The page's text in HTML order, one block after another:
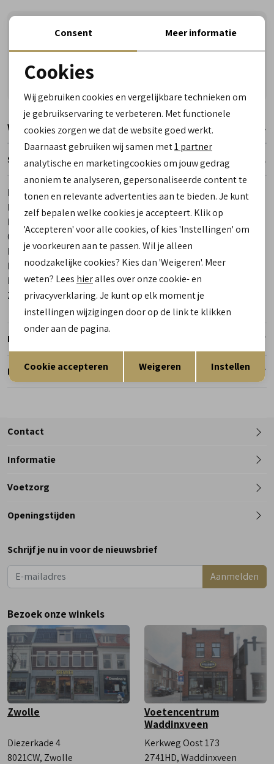
Vandaag vóór 17:00 besteld, vrijdag in huis
Vragen? Wij helpen u graag! Whatsapp of bel ons
Gratis verzending vanaf €50,- (uitgezonderd sale)
Reserveer- en passervice in de winkel!
Winkelvoorraad
Specificaties
Merk
Fischer
Leveranciercode
2613 82
Bestelcode
00024762-20
Categorie
Slippers | pantoffels
Kleur
Grijs
Materiaal buitenkant
Vilt
Materiaal binnenkant
Wol
Zool
Rubber
Retourneren
Reserveer en pas in de winkel
Contact
Telefoon
Informatie
Voetzorg
Openingstijden
Dinsdag
Woensdag
9:00 - 18:00
Vrijdag
Zaterdag
9:00 - 17:00
Schrijf je nu in voor de nieuwsbrief
Aanmelden
Bezoek onze winkels
Zwolle
Diezerkade 4
8021CW, Zwolle
Voetencentrum
Waddinxveen
Kerkweg Oost 173
2741HD, Waddinxveen
Noodzakelijke cookies
Analytische cookies
Marketing cookies
Terug Opslaan
Consent Meer informatie
Cookies
Wij gebruiken cookies en vergelijkbare technieken om
je gebruikservaring te verbeteren. Met functionele
cookies zorgen we dat de website goed werkt.
Daarnaast gebruiken wij samen met1 partner
analytische en marketingcookies om jouw gedrag
anoniem te analyseren, gepersonaliseerde content te
tonen en relevante advertenties aan te bieden. Je kunt
zelf bepalen welke cookies je accepteert. Klik op
'Accepteren' voor alle cookies, of kies 'Instellingen' om
je voorkeuren aan te passen. Wil je alleen
noodzakelijke cookies? Kies dan 'Weigeren'. Meer
weten? Lees hieralles over onze cookie- en
privacyverklaring. Je kunt op elk moment je
instellingen wijzigingen door op de link te klikken
onder aan de pagina.
Cookie accepteren Weigeren Instellen